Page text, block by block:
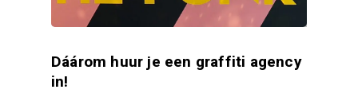
Dáárom huur je een graffiti agency
in!